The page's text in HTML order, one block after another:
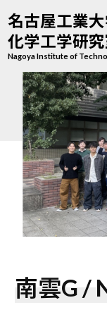
名古屋工業
化学工学研
Nagoya Institute of
南雲G /